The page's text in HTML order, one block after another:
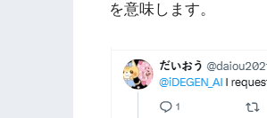
を意味します。